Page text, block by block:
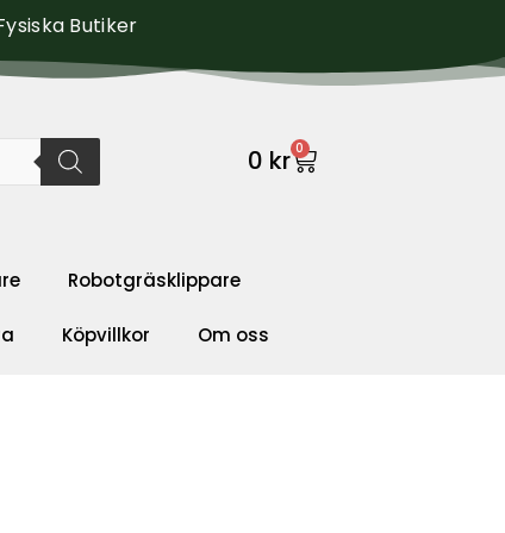
Butiker
0 kr 0
Robotgräsklippare
Köpvillkor Om oss